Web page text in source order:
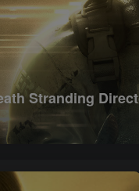
Stranding